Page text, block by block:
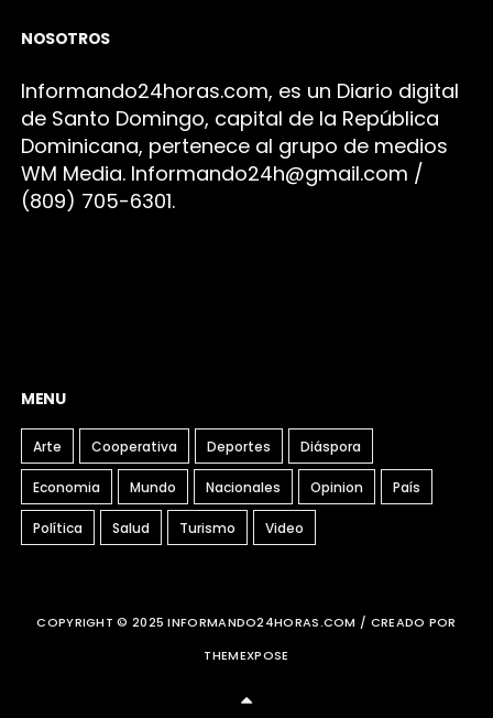
NOSOTROS
Informando24horas.com, es un Diario digital
de Santo Domingo, capital de la República
Dominicana, pertenece al grupo de medios
WM Media. Informando24h@gmail.com /
(809) 705-6301.
MENU
Arte Cooperativa Deportes Diáspora
Economia Mundo Nacionales Opinion País
Política Salud Turismo Video
COPYRIGHT © 2025 INFORMANDO24HORAS.COM / CREADO POR
THEMEXPOSE